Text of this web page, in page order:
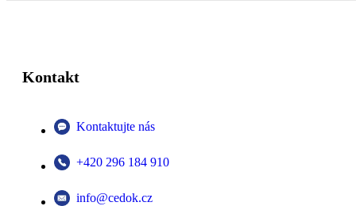
Kontakt
Kontaktujte nás
+420 296 184 910
info@cedok.cz